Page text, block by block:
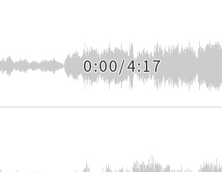
0:00/4:17